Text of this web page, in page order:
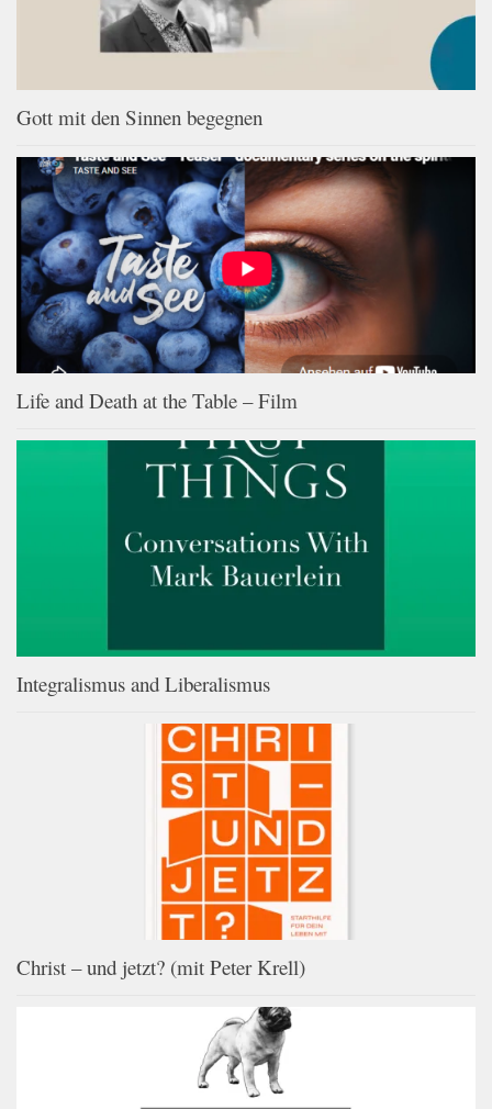
Gott mit den Sinnen begegnen
Life and Death at the Table – Film
Integralismus and Liberalismus
Christ – und jetzt? (mit Peter Krell)